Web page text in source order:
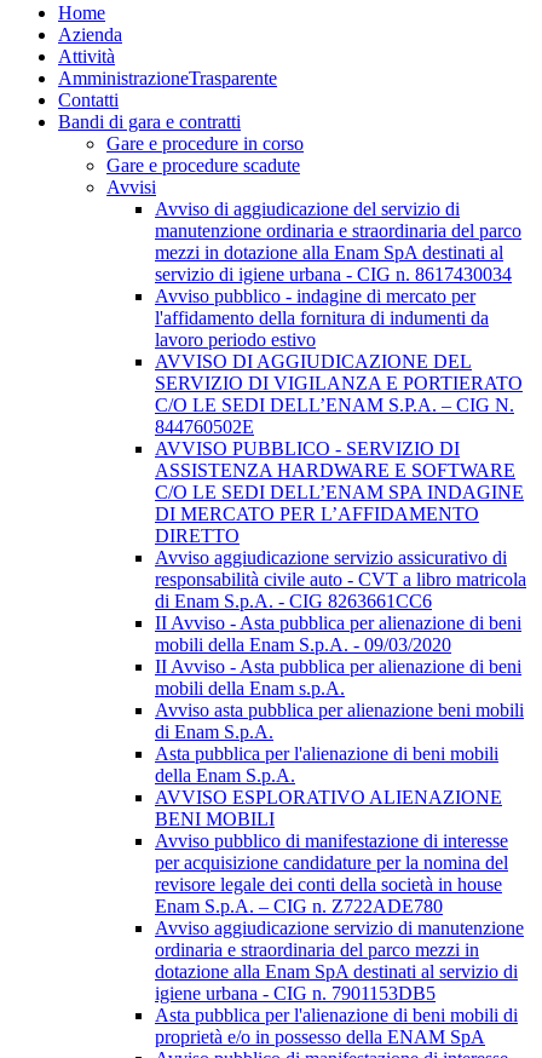
Home
Azienda
Attività
AmministrazioneTrasparente
Contatti
Bandi di gara e contratti
Gare e procedure in corso
Gare e procedure scadute
Avvisi
Avviso di aggiudicazione del servizio di
manutenzione ordinaria e straordinaria del parco
mezzi in dotazione alla Enam SpA destinati al
servizio di igiene urbana - CIG n. 8617430034
Avviso pubblico - indagine di mercato per
l'affidamento della fornitura di indumenti da
lavoro periodo estivo
AVVISO DI AGGIUDICAZIONE DEL
SERVIZIO DI VIGILANZA E PORTIERATO
C/O LE SEDI DELL’ENAM S.P.A. – CIG N.
844760502E
AVVISO PUBBLICO - SERVIZIO DI
ASSISTENZA HARDWARE E SOFTWARE
C/O LE SEDI DELL’ENAM SPA INDAGINE
DI MERCATO PER L’AFFIDAMENTO
DIRETTO
Avviso aggiudicazione servizio assicurativo di
responsabilità civile auto - CVT a libro matricola
di Enam S.p.A. - CIG 8263661CC6
II Avviso - Asta pubblica per alienazione di beni
mobili della Enam S.p.A. - 09/03/2020
II Avviso - Asta pubblica per alienazione di beni
mobili della Enam s.p.A.
Avviso asta pubblica per alienazione beni mobili
di Enam S.p.A.
Asta pubblica per l'alienazione di beni mobili
della Enam S.p.A.
AVVISO ESPLORATIVO ALIENAZIONE
BENI MOBILI
Avviso pubblico di manifestazione di interesse
per acquisizione candidature per la nomina del
revisore legale dei conti della società in house
Enam S.p.A. – CIG n. Z722ADE780
Avviso aggiudicazione servizio di manutenzione
ordinaria e straordinaria del parco mezzi in
dotazione alla Enam SpA destinati al servizio di
igiene urbana - CIG n. 7901153DB5
Asta pubblica per l'alienazione di beni mobili di
proprietà e/o in possesso della ENAM SpA